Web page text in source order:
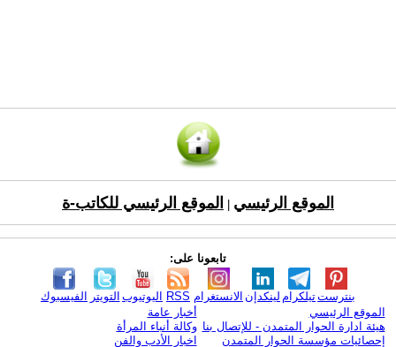
الموقع الرئيسي الموقع الرئيسي للكاتب-ة
تابعونا على:
الفيسبوك التويتر اليوتيوب RSS الانستغرام لينكدإن تيلكرامبنترست
الموقع الرئيسي
هيئة ادارة الحوار المتمدن - للإتصال بنا
إحصائيات مؤسسة الحوار المتمدن
أخبار عامة
وكالة أنباء المرأة
اخبار الأدب والفن